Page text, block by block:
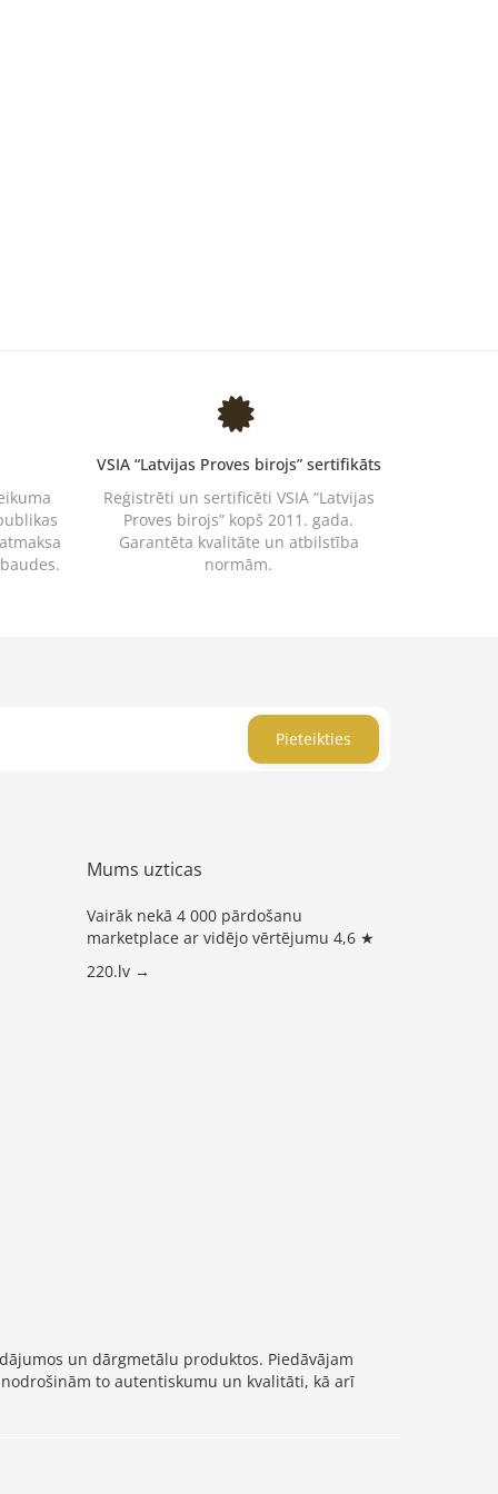
VSIA “Latvijas Proves birojs” sertifikāts
Reģistrēti un sertificēti VSIA “Latvijas
Proves birojs” kopš 2011. gada.
Garantēta kvalitāte un atbilstība
normām.
Pieteikties
Mums uzticas
Vairāk nekā 4 000 pārdošanu
marketplace ar vidējo vērtējumu 4,6 ★
220.lv →
un dārgmetālu produktos. Piedāvājam
to autentiskumu un kvalitāti, kā arī